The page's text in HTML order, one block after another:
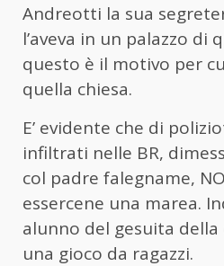
Andreotti la sua
l’aveva in un palazzo di
questo è il motivo per
quella chiesa.
E’ evidente che di
infiltrati nelle BR,
col padre falegname,
essercene una marea.
alunno del gesuita della
una gioco da ragazzi.